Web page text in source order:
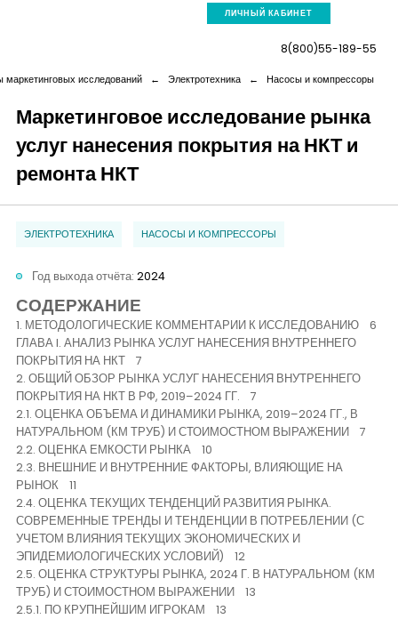
ЛИЧНЫЙ КАБИНЕТ
Компания
Кейсы
Аналитика
Контакты
8(800)55-189-55
исследований ← Электротехника ← Насосы и компрессоры
Маркетинговое исследование рынка
услуг нанесения покрытия на НКТ и
ремонта НКТ
ЭЛЕКТРОТЕХНИКА НАСОСЫ И КОМПРЕССОРЫ
Год выхода отчёта: 2024
СОДЕРЖАНИЕ
1. МЕТОДОЛОГИЧЕСКИЕ КОММЕНТАРИИ К ИССЛЕДОВАНИЮ 6
ГЛАВА I. АНАЛИЗ РЫНКА УСЛУГ НАНЕСЕНИЯ ВНУТРЕННЕГО
ПОКРЫТИЯ НА НКТ 7
2. ОБЩИЙ ОБЗОР РЫНКА УСЛУГ НАНЕСЕНИЯ ВНУТРЕННЕГО
ПОКРЫТИЯ НА НКТ В РФ, 2019–2024 ГГ. 7
2.1. ОЦЕНКА ОБЪЕМА И ДИНАМИКИ РЫНКА, 2019–2024 ГГ., В
НАТУРАЛЬНОМ (КМ ТРУБ) И СТОИМОСТНОМ ВЫРАЖЕНИИ 7
2.2. ОЦЕНКА ЕМКОСТИ РЫНКА 10
2.3. ВНЕШНИЕ И ВНУТРЕННИЕ ФАКТОРЫ, ВЛИЯЮЩИЕ НА
РЫНОК 11
2.4. ОЦЕНКА ТЕКУЩИХ ТЕНДЕНЦИЙ РАЗВИТИЯ РЫНКА.
СОВРЕМЕННЫЕ ТРЕНДЫ И ТЕНДЕНЦИИ В ПОТРЕБЛЕНИИ (С
УЧЕТОМ ВЛИЯНИЯ ТЕКУЩИХ ЭКОНОМИЧЕСКИХ И
ЭПИДЕМИОЛОГИЧЕСКИХ УСЛОВИЙ) 12
2.5. ОЦЕНКА СТРУКТУРЫ РЫНКА, 2024 Г. В НАТУРАЛЬНОМ (КМ
ТРУБ) И СТОИМОСТНОМ ВЫРАЖЕНИИ 13
2.5.1. ПО КРУПНЕЙШИМ ИГРОКАМ 13